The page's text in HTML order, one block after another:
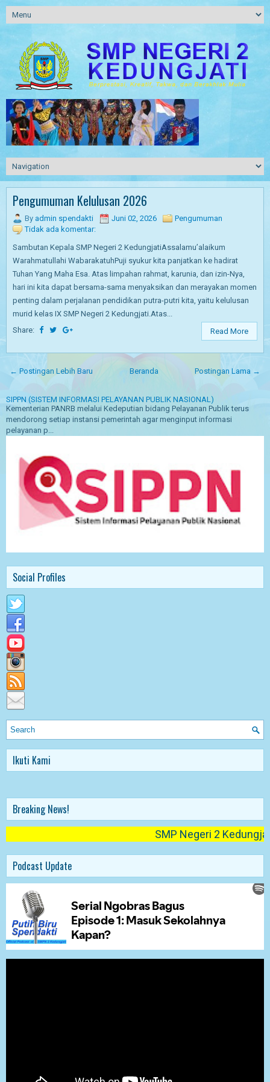
Pengumuman Kelulusan 2026
By admin spendakti Juni 02, 2026
Pengumuman
Tidak ada komentar:
Sambutan Kepala SMP Negeri 2 KedungjatiAssalamu’alaikum
Warahmatullahi WabarakatuhPuji syukur kita panjatkan ke hadirat
Tuhan Yang Maha Esa. Atas limpahan rahmat, karunia, dan izin-Nya,
hari ini kita dapat bersama-sama menyaksikan dan merayakan momen
penting dalam perjalanan pendidikan putra-putri kita, yaitu kelulusan
murid kelas IX SMP Negeri 2 Kedungjati.Atas...
Share:
Read More
← Postingan Lebih Baru Postingan Lama →
Beranda
SIPPN (SISTEM INFORMASI PELAYANAN PUBLIK NASIONAL)
Kementerian PANRB melalui Kedeputian bidang Pelayanan Publik terus
mendorong setiap instansi pemerintah agar menginput informasi
pelayanan p...
Social Profiles
Ikuti Kami
Breaking News!
SMP Negeri 2
Podcast Update